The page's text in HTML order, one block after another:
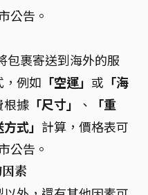
公告。
包裹寄送到海外的服
例如 「空運」 或 「海
根據 「尺寸」 、
「重
方式」 計算，價格表可
公告。
素